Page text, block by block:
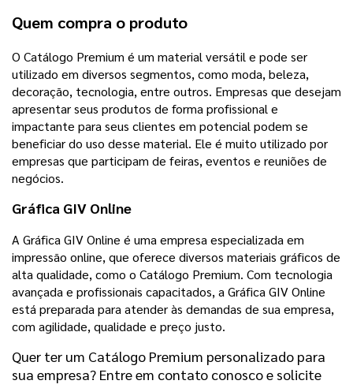
Quem compra o produto
O Catálogo Premium é um material versátil e pode ser
utilizado em diversos segmentos, como moda, beleza,
decoração, tecnologia, entre outros. Empresas que desejam
apresentar seus produtos de forma profissional e
impactante para seus clientes em potencial podem se
beneficiar do uso desse material. Ele é muito utilizado por
empresas que participam de feiras, eventos e reuniões de
negócios.
Gráfica GIV Online
A Gráfica GIV Online é uma empresa especializada em
impressão online, que oferece diversos materiais gráficos de
alta qualidade, como o Catálogo Premium. Com tecnologia
avançada e profissionais capacitados, a Gráfica GIV Online
está preparada para atender às demandas de sua empresa,
com agilidade, qualidade e preço justo.
Quer ter um Catálogo Premium personalizado para
sua empresa? Entre em contato conosco e solicite